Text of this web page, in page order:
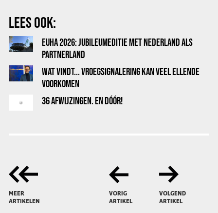
LEES OOK:
EUHA 2026: JUBILEUMEDITIE MET NEDERLAND ALS
PARTNERLAND
WAT VINDT... VROEGSIGNALERING KAN VEEL ELLENDE
VOORKOMEN
36 AFWIJZINGEN. EN DÓÓR!
MEER
ARTIKELEN
VORIG
ARTIKEL
VOLGEND
ARTIKEL